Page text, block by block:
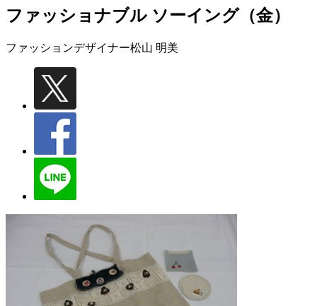
ファッショナブル ソーイング（金）
ファッションデザイナー松山 明美